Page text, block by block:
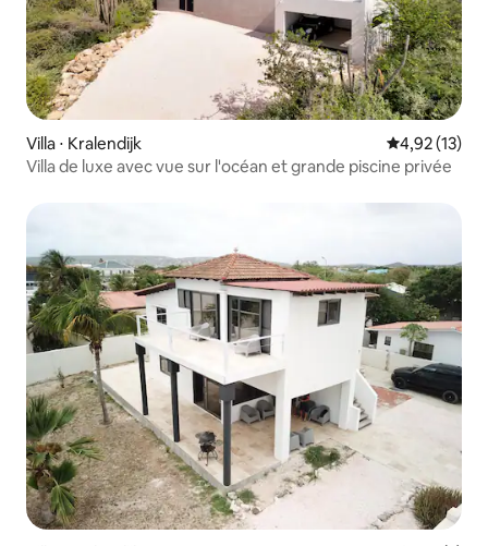
Villa ⋅ Kralendijk Évaluation
4,92 (13)
Villa de luxe avec vue sur l'océan et grande piscine privée